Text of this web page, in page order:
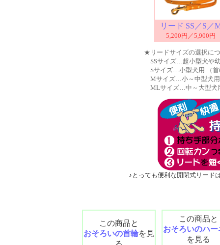
リード SS／S／
5,200円／5,900円
★リードサイズの選択に
SSサイズ…超小型犬や
Sサイズ…小型犬用 （首
Mサイズ…小～中型犬用
MLサイズ…中～大型犬
♪とっても便利な開閉式リード
この商品と
おそろいの首輪を見
この商品と
おそろいのハー
を見る